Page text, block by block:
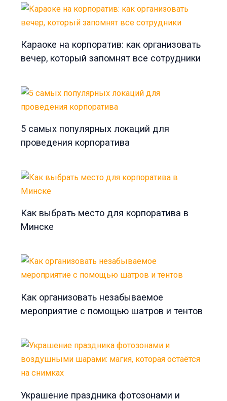
Караоке на корпоратив: как организовать
вечер, который запомнят все сотрудники
5 самых популярных локаций для
проведения корпоратива
Как выбрать место для корпоратива в
Минске
Как организовать незабываемое
мероприятие с помощью шатров и тентов
Украшение праздника фотозонами и